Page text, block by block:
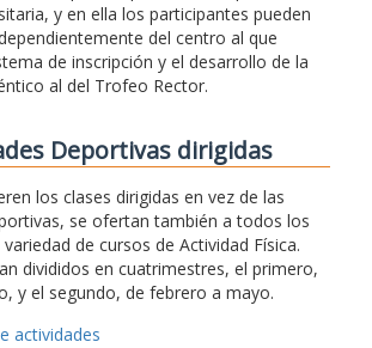
y en ella los participantes pueden
del centro al que
de inscripción y el desarrollo de la
al del Trofeo Rector.
Deportivas dirigidas
los clases dirigidas en vez de las
se ofertan también a todos los
de cursos de Actividad Física.
divididos en cuatrimestres, el primero,
y el segundo, de febrero a mayo.
actividades